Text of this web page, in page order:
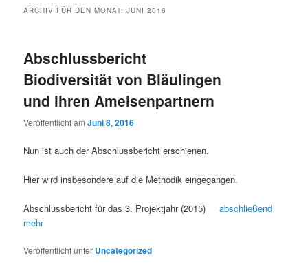
ARCHIV FÜR DEN MONAT:JUNI 2016
Abschlussbericht
Biodiversität von Bläulingen
und ihren Ameisenpartnern
Veröffentlicht amJuni 8, 2016
Nun ist auch der Abschlussbericht erschienen.
Hier wird insbesondere auf die Methodik eingegangen.
Abschlussbericht für das 3. Projektjahr (2015)abschließend
mehr
Veröffentlicht unter Uncategorized